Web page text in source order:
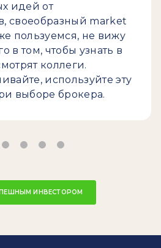
идей от
своеобразный market
пользуемся, не вижу
в том, чтобы узнать в
коллеги.
используйте эту
выборе брокера.
ИНВЕСТОРОМ